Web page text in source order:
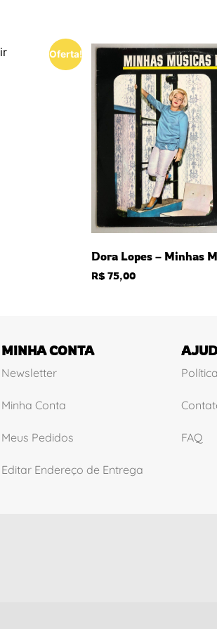
Oferta!
Dora Lopes – Minhas
R$75,00
MINHA CONTA
Newsletter
Minha Conta
Meus Pedidos
Editar Endereço de Entrega
FAQ